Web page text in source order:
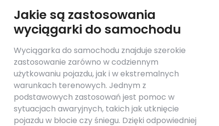
Jakie są zastosowania
wyciągarki do samochodu
Wyciągarka do samochodu znajduje szerokie
zastosowanie zarówno w codziennym
użytkowaniu pojazdu, jak i w ekstremalnych
warunkach terenowych. Jednym z
podstawowych zastosowań jest pomoc w
sytuacjach awaryjnych, takich jak utknięcie
pojazdu w błocie czy śniegu. Dzięki odpowiedniej